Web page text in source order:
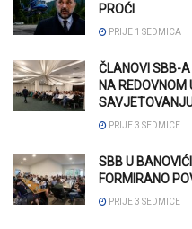
PROĆI
PRIJE 1 SEDMICA
ČLANOVI SBB-A
NA
PRIJE 3 SEDMICE
SBB U
FORMIRANO
PRIJE 3 SEDMICE